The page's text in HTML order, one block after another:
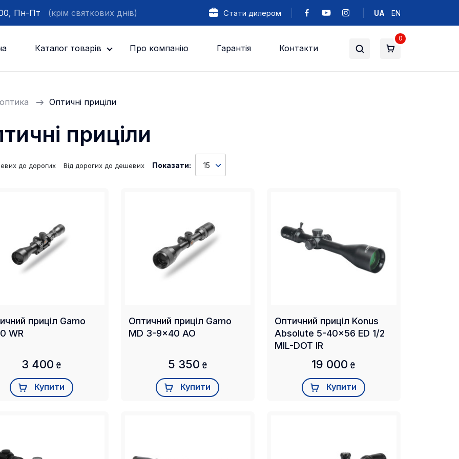
Пн-Пт (крім святкових днів) Стати дилером UA EN
Каталог товарів Про компанію Гарантія Контакти
0
Оптичні приціли
приціли
до дорогих Від дорогих до дешевих Показати: 15
приціл Gamo
WR
3 400 ₴
Купити
Оптичний приціл Gamo
MD 3-9x40 AO
5 350 ₴
Купити
Оптичний приціл Konus
Absolute 5-40x56 ED 1/2
MIL-DOT IR
19 000 ₴
Купити